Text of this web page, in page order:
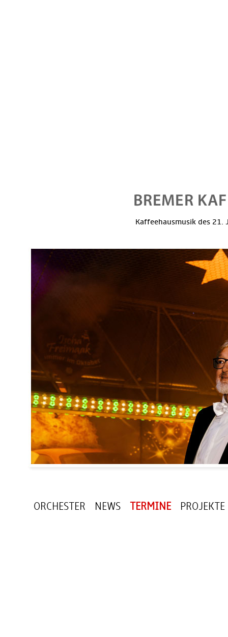
Kaffeehausmusik des 21.
ORCHESTER NEWS TERMINE PROJEKTE